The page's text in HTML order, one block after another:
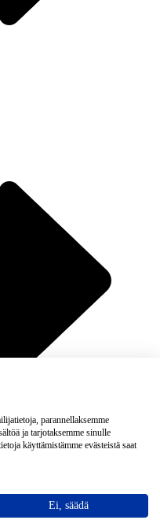
parannellaksemme
ja tarjotaksemme sinulle
käyttämistämme evästeistä saat
Ei, säädä
chat